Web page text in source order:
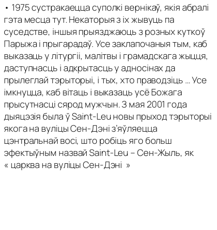
• 1975 сустракаецца суполкі вернікаў, якія абралі
гэта месца тут. Некаторыя з іх жывуць па
суседстве, іншыя прыязджаюць з розных куткоў
Парыжа і прыгарадаў. Усе заклапочаныя тым, каб
выказаць у літургіі, малітвы і грамадскага жыцця,
даступнасць і адкрытасць у адносінах да
прылеглай тэрыторыі, і тых, хто праводзіць … Усе
імкнуцца, каб вітаць і выказаць усё Божага
прысутнасці сярод мужчын. З мая 2001 года
дыяцэзія была ў Saint-Leu новы прыход тэрыторыі
якога на вуліцы Сен-Дэні з’яўляецца
цэнтральнай восі, што робіць яго больш
эфектыўным назвай Saint-Leu – Сен-Жыль, як
« царква на вуліцы Сен-Дэні »